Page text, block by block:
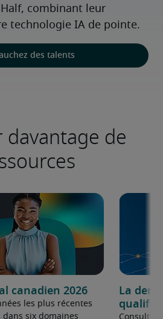
combinant leur
technologie IA de pointe.
des talents
davantage de
canadien 2026
les plus récentes
dans six domaines
La
qualifié
Consultez